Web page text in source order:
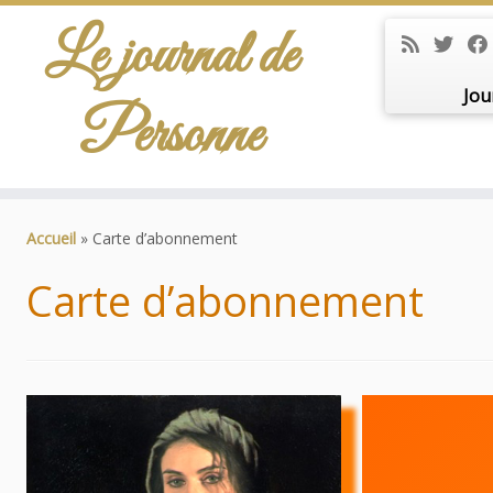
Le journal de
Personne
Accueil » Carte d’abonnement
Carte d’abonnement